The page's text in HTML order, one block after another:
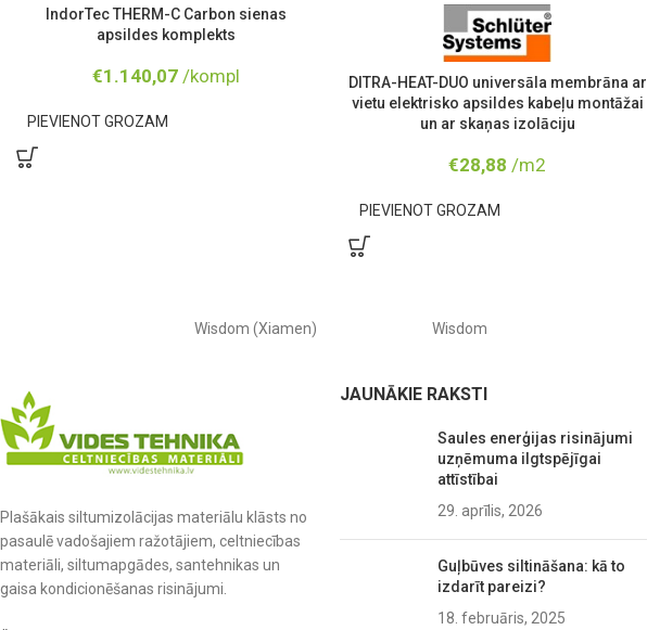
IndorTec THERM-C Carbon sienas
apsildes komplekts
€1.140,07/kompl
PIEVIENOT GROZAM
DITRA-HEAT-DUO universāla membrāna ar
vietu elektrisko apsildes kabeļu montāžai
un ar skaņas izolāciju
€28,88 /m2
PIEVIENOT GROZAM
Wisdom (Xiamen) Wisdom
Plašākais siltumizolācijas materiālu klāsts no
pasaulē vadošajiem ražotājiem, celtniecības
materiāli, siltumapgādes, santehnikas un
gaisa kondicionēšanas risinājumi.
JAUNĀKIE RAKSTI
Saules enerģijas risinājumi
uzņēmuma ilgtspējīgai
attīstībai
29. aprīlis, 2026
Guļbūves siltināšana: kā to
izdarīt pareizi?
18. februāris, 2025